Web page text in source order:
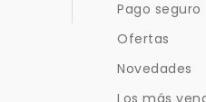
Pago seguro
Ofertas
Novedades
Los más